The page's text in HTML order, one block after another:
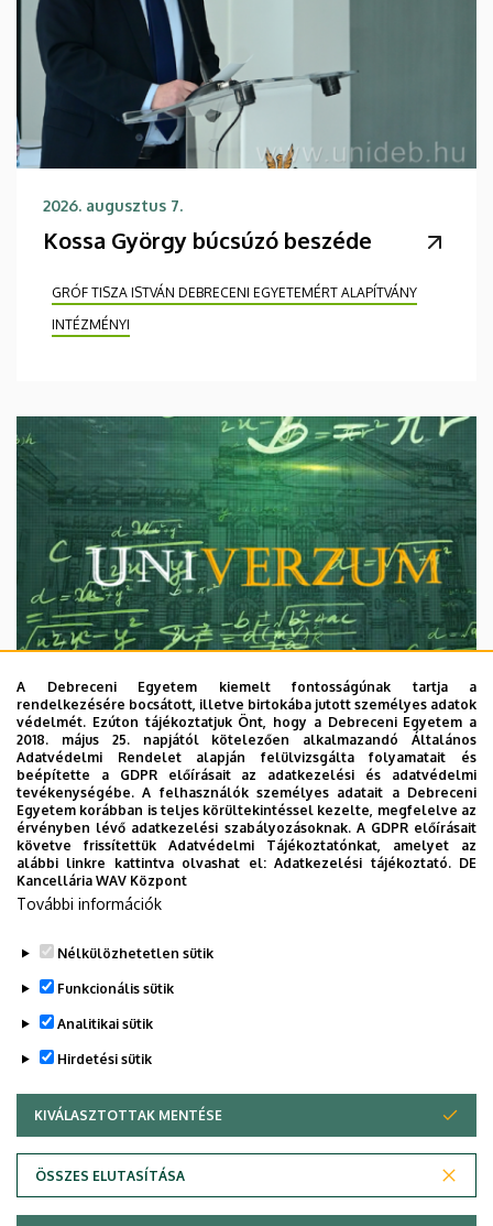
2026. augusztus 7.
Kossa György búcsúzó beszéde
GRÓF TISZA ISTVÁN DEBRECENI EGYETEMÉRT ALAPÍTVÁNY
INTÉZMÉNYI
2026. augusztus 7.
Univerzum: A Debreceni Egyetem
titkos receptjei
KUTATÁS TUDOMÁNY
Adatvédelem
A Debreceni Egyetem kiemelt fontosságúnak tartja a
rendelkezésére bocsátott, illetve birtokába jutott személyes adatok
védelmét. Ezúton tájékoztatjuk Önt, hogy a Debreceni Egyetem a
2018. május 25. napjától kötelezően alkalmazandó Általános
Adatvédelmi Rendelet alapján felülvizsgálta folyamatait és
beépítette a GDPR előírásait az adatkezelési és adatvédelmi
tevékenységébe. A felhasználók személyes adatait a Debreceni
Egyetem korábban is teljes körültekintéssel kezelte, megfelelve az
érvényben lévő adatkezelési szabályozásoknak. A GDPR előírásait
követve frissítettük Adatvédelmi Tájékoztatónkat, amelyet az
alábbi linkre kattintva olvashat el:Adatkezelési tájékoztató. DE
Kancellária WAV Központ
További információk
Nélkülözhetetlen sütik
Funkcionális sütik
Analitikai sütik
Hirdetési sütik
KIVÁLASZTOTTAK MENTÉSE
ÖSSZES ELUTASÍTÁSA
WITHDRAW CONSENT